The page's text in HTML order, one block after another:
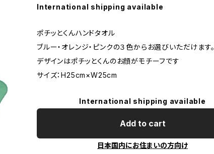
International shipping available
ポチッとくんハンドタオル
ブルー・オレンジ・ピンクの３色からお選びいただけます。
デザインはポチッとくんのお顔がモチーフです
サイズ：H25cm×W25cm
International shipping available
Add to cart
日本国内にお住まいの方向け